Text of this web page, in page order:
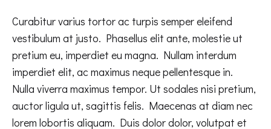
Curabitur varius tortor ac turpis semper eleifend
vestibulum at justo. Phasellus elit ante, molestie ut
pretium eu, imperdiet eu magna. Nullam interdum
imperdiet elit, ac maximus neque pellentesque in.
Nulla viverra maximus tempor. Ut sodales nisi pretium,
auctor ligula ut, sagittis felis. Maecenas at diam nec
lorem lobortis aliquam. Duis dolor dolor, volutpat et